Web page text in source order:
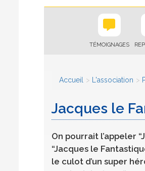
TÉMOIGNAGES
Accueil L'association
Jacques le
On pourrait l’appeler
“Jacques le
le culot d’un super